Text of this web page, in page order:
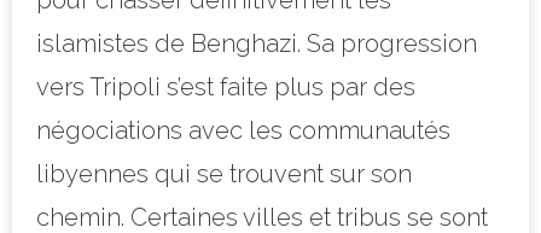
islamistes de Benghazi. Sa progression
vers Tripoli s’est faite plus par des
négociations avec les communautés
libyennes qui se trouvent sur son
chemin. Certaines villes et tribus se sont